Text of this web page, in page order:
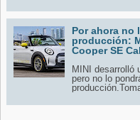
Por ahora no
producción:
Cooper SE
MINI desarrolló
pero no lo